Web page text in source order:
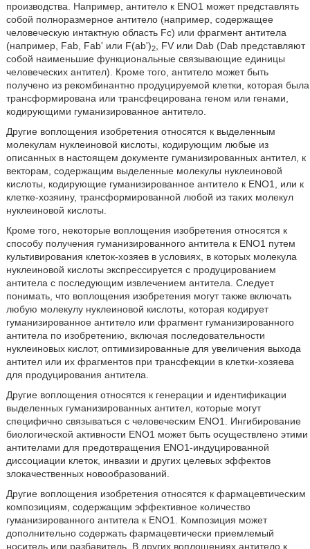
производства. Например, антитело к ENO1 может представлять
собой полноразмерное антитело (например, содержащее
человеческую интактную область Fc) или фрагмент антитела
(например, Fab, Fab' или F(ab')2, FV или Dab (Dab представляют
собой наименьшие функциональные связывающие единицы
человеческих антител). Кроме того, антитело может быть
получено из рекомбинантно продуцируемой клетки, которая была
трансформирована или трансфецирована геном или генами,
кодирующими гуманизированное антитело.
Другие воплощения изобретения относятся к выделенным
молекулам нуклеиновой кислоты, кодирующим любые из
описанных в настоящем документе гуманизированных антител, к
векторам, содержащим выделенные молекулы нуклеиновой
кислоты, кодирующие гуманизированное антитело к ENO1, или к
клетке-хозяину, трансформированной любой из таких молекул
нуклеиновой кислоты.
Кроме того, некоторые воплощения изобретения относятся к
способу получения гуманизированного антитела к ENO1 путем
культивирования клеток-хозяев в условиях, в которых молекула
нуклеиновой кислоты экспрессируется с продуцированием
антитела с последующим извлечением антитела. Следует
понимать, что воплощения изобретения могут также включать
любую молекулу нуклеиновой кислоты, которая кодирует
гуманизированное антитело или фрагмент гуманизированного
антитела по изобретению, включая последовательности
нуклеиновых кислот, оптимизированные для увеличения выхода
антител или их фрагментов при трансфекции в клетки-хозяева
для продуцирования антитела.
Другие воплощения относятся к генерации и идентификации
выделенных гуманизированных антител, которые могут
специфично связываться с человеческим ENO1. Ингибирование
биологической активности ENO1 может быть осуществлено этими
антителами для предотвращения ENO1-индуцированной
диссоциации клеток, инвазии и других целевых эффектов
злокачественных новообразований.
Другие воплощения изобретения относятся к фармацевтическим
композициям, содержащим эффективное количество
гуманизированного антитела к ENO1. Композиция может
дополнительно содержать фармацевтически приемлемый
носитель или разбавитель. В других воплощениях антитело к